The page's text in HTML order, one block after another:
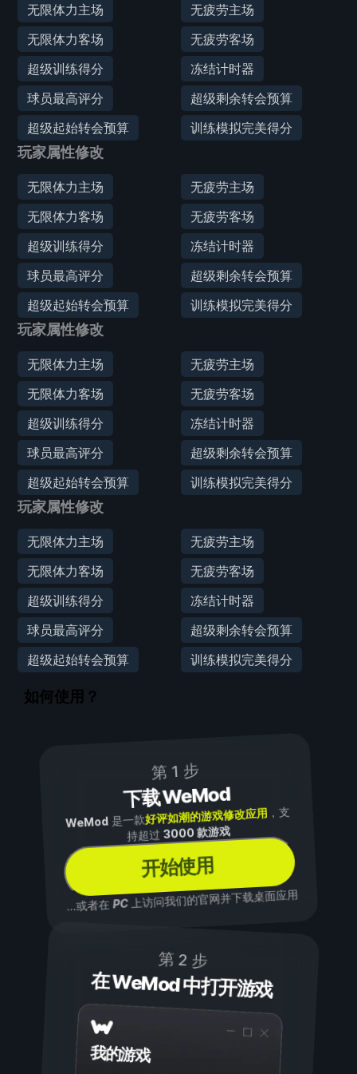
无限体力主场
无疲劳主场
无限体力客场
无疲劳客场
超级训练得分
冻结计时器
球员最高评分
超级剩余转会预算
超级起始转会预算
训练模拟完美得分
玩家属性修改
无限体力主场
无疲劳主场
无限体力客场
无疲劳客场
超级训练得分
冻结计时器
球员最高评分
超级剩余转会预算
超级起始转会预算
训练模拟完美得分
玩家属性修改
无限体力主场
无疲劳主场
无限体力客场
无疲劳客场
超级训练得分
冻结计时器
球员最高评分
超级剩余转会预算
超级起始转会预算
训练模拟完美得分
玩家属性修改
无限体力主场
无疲劳主场
无限体力客场
无疲劳客场
超级训练得分
冻结计时器
球员最高评分
超级剩余转会预算
超级起始转会预算
训练模拟完美得分
如何使用？
第 1 步
下载 WeMod
WeMod是一款好评如潮的游戏修改应用 ，支
持超过3000 款游戏
开始使用
...或者在PC上访问我们的官网并下载桌面应用
第 2 步
在 WeMod 中打开游戏
我的游戏